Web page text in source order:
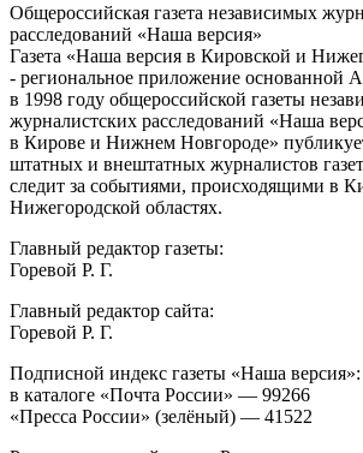
Общероссийская газета независимых
расследований «Наша версия»
Газета «Наша версия в Кировской и
- региональное приложение основанной
в 1998 году общероссийской газеты
журналистских расследований «Наша
в Кирове и Нижнем Новгороде»
штатных и внештатных журналистов
следит за событиями, происходящими в
Нижегородской областях.
Главный редактор газеты:
Горевой Р. Г.
Главный редактор сайта:
Горевой Р. Г.
Подписной индекс газеты «Наша версия»:
в каталоге «Почта России» — 99266
«Пресса России» (зелёный) — 41522